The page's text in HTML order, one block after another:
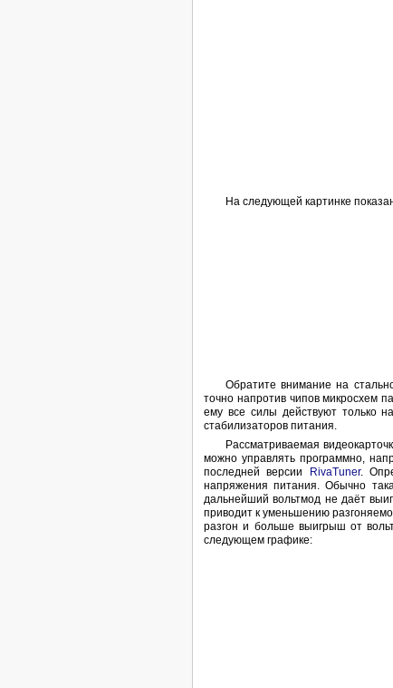
На следующей картинке
Обратите внимание на
точно напротив чипов микросхем
ему все силы действуют только
стабилизаторов питания.
Рассматриваемая
можно управлять программно,
последней версии
RivaTuner.
напряжения питания. Обычно
дальнейший вольтмод не даёт
приводит к уменьшению
разгон и больше выигрыш от
следующем графике: